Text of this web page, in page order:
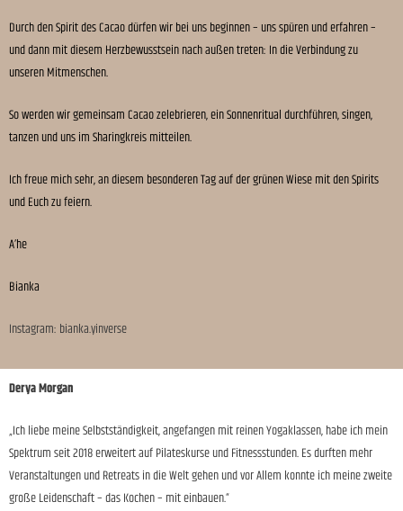
Durch den Spirit des Cacao dürfen wir bei uns beginnen – uns spüren und erfahren –
und dann mit diesem Herzbewusstsein nach außen treten: In die Verbindung zu
unseren Mitmenschen.
So werden wir gemeinsam Cacao zelebrieren, ein Sonnenritual durchführen, singen,
tanzen und uns im Sharingkreis mitteilen.
Ich freue mich sehr, an diesem besonderen Tag auf der grünen Wiese mit den Spirits
und Euch zu feiern.
A’he
Bianka
Instagram: bianka.yinverse
Derya Morgan
„Ich liebe meine Selbstständigkeit, angefangen mit reinen Yogaklassen, habe ich mein
Spektrum seit 2018 erweitert auf Pilateskurse und Fitnessstunden. Es durften mehr
Veranstaltungen und Retreats in die Welt gehen und vor Allem konnte ich meine zweite
große Leidenschaft – das Kochen – mit einbauen.“